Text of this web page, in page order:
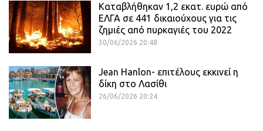
Καταβλήθηκαν 1,2 εκατ. ευρώ από
ΕΛΓΑ σε 441 δικαιούχους για τις
ζημιές από πυρκαγιές του 2022
30/06/2026 20:48
Jean Hanlon- επιτέλους εκκινεί η
δίκη στο Λασίθι
26/06/2026 20:24